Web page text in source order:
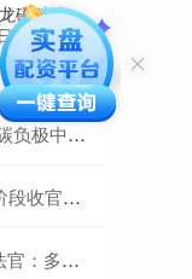
磁科技
主力资金
稳定运行
打出5个3：0
吃了再离